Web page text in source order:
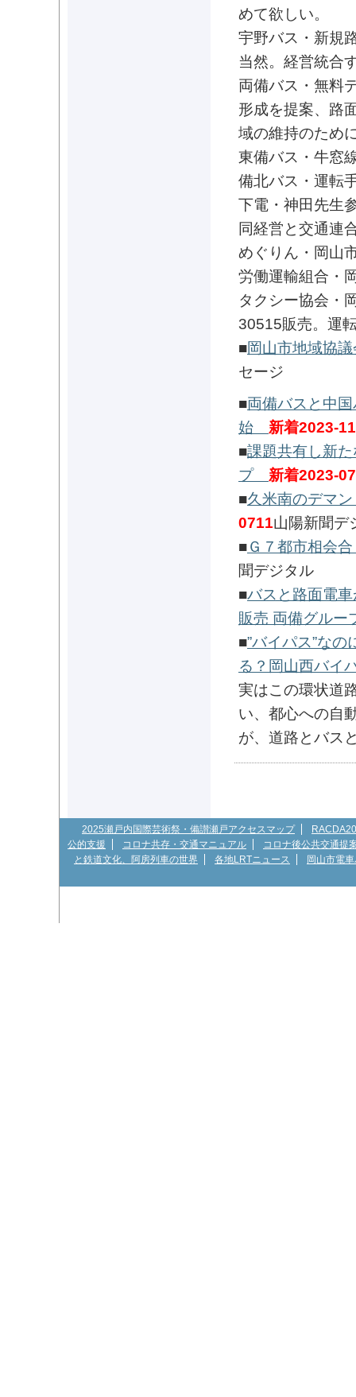
めて欲しい。
宇野バス・新規
当然。経営統合
両備バス・無料
形成を提案、路
域の維持のため
東備バス・牛窓
備北バス・運転
下電・神田先生
同経営と交通連
めぐりん・岡山
労働運輸組合・
タクシー協会・
30515販売。運
■岡山市地域協
セージ
■両備バスと中
始 新着2023-
■課題共有し新
プ 新着2023-
■久米南のデマ
0711山陽新聞デ
■Ｇ７都市相会
聞デジタル
■バスと路面電
販売 両備グルー
■”バイパス”な
る？岡山西バイ
実はこの環状道
い、都心への自
が、道路とバス
2025瀬戸内国際芸術祭・備讃瀬戸アクセスマップ
公的支援
コロナ共存・交通マニュアル
コロナ後公共交通提
と鉄道文化、阿房列車の世界
各地LRTニュース 岡山市電